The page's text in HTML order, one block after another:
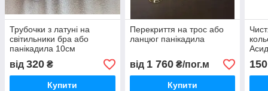
Трубочки з латуні на
світильники бра або
панікадила 10см
від 320 ₴
Купити
Перекриття на трос або
ланцюг панікадила
від 1 760₴/пог.м
Купити
150